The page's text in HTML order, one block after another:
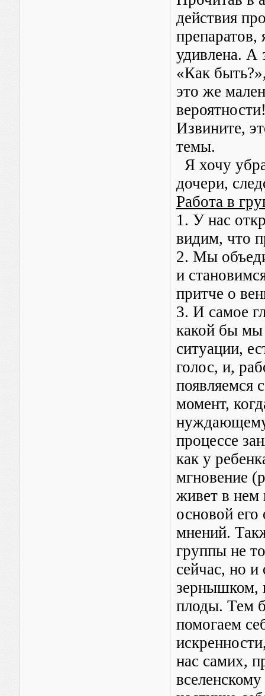
действия
препаратов,
удивлена. А
«Как
это же
Извините,
темы.
Я хочу
дочери,
Работа в
1. У нас
видим, что
2. Мы
и
притче о
3. И самое
какой бы
ситуации,
голос, и,
появляемся
момент,
процессе
как у
мгновение
живет в нем
основой
мнений.
группы не
сейчас, но
плоды. Тем
помогаем
нас самих,